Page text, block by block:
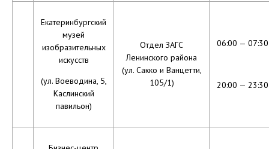
Екатеринбургский
музей
изобразительных
искусств
(ул. Воеводина, 5,
Каслинский
павильон)
Отдел ЗАГС
Ленинского района
(ул. Сакко и Ванцетти,
105/1)
06:00 — 07:30
20:00 — 23:30